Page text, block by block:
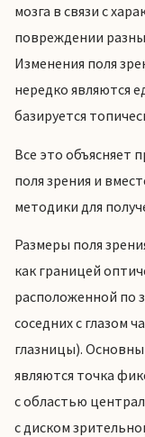
мозга в связи с
повреждении
Изменения поля
нередко являются
базируется
Все это объясняет
поля зрения и
методики для
Размеры поля
как границей
расположенной по
соседних с глазом
глазницы).
являются точка
с областью
с диском